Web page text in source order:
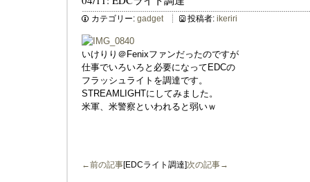
カテゴリー: gadget 投稿者: ikeriri
いけりり＠Fenixファンだったのですが
仕事でいろいろと必要になってEDCの
フラッシュライトを調達です。
STREAMLIGHTにしてみました。
米軍、米警察といわれると弱いｗ
←前の記事[EDCライト調達]次の記事→